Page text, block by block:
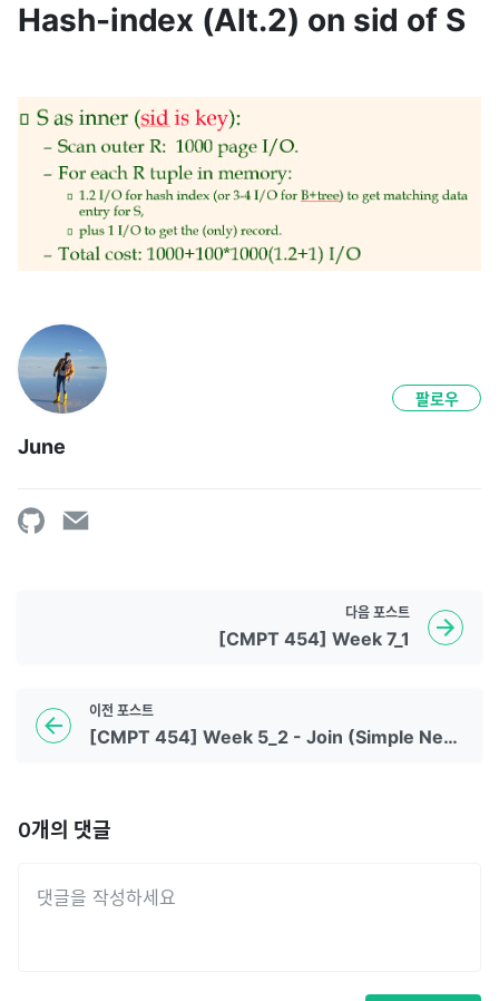
Hash-index (Alt.2) on sid of S
June
팔로우
이전 포스트
[CMPT 454] Week 5_2 - Join (Simple Nested Loop Join)
다음 포스트
[CMPT 454] Week 7_1
0개의 댓글